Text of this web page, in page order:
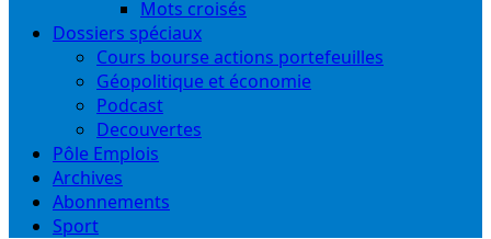
Mots croisés
Dossiers spéciaux
Cours bourse actions portefeuilles
Géopolitique et économie
Podcast
Decouvertes
Pôle Emplois
Archives
Abonnements
Sport